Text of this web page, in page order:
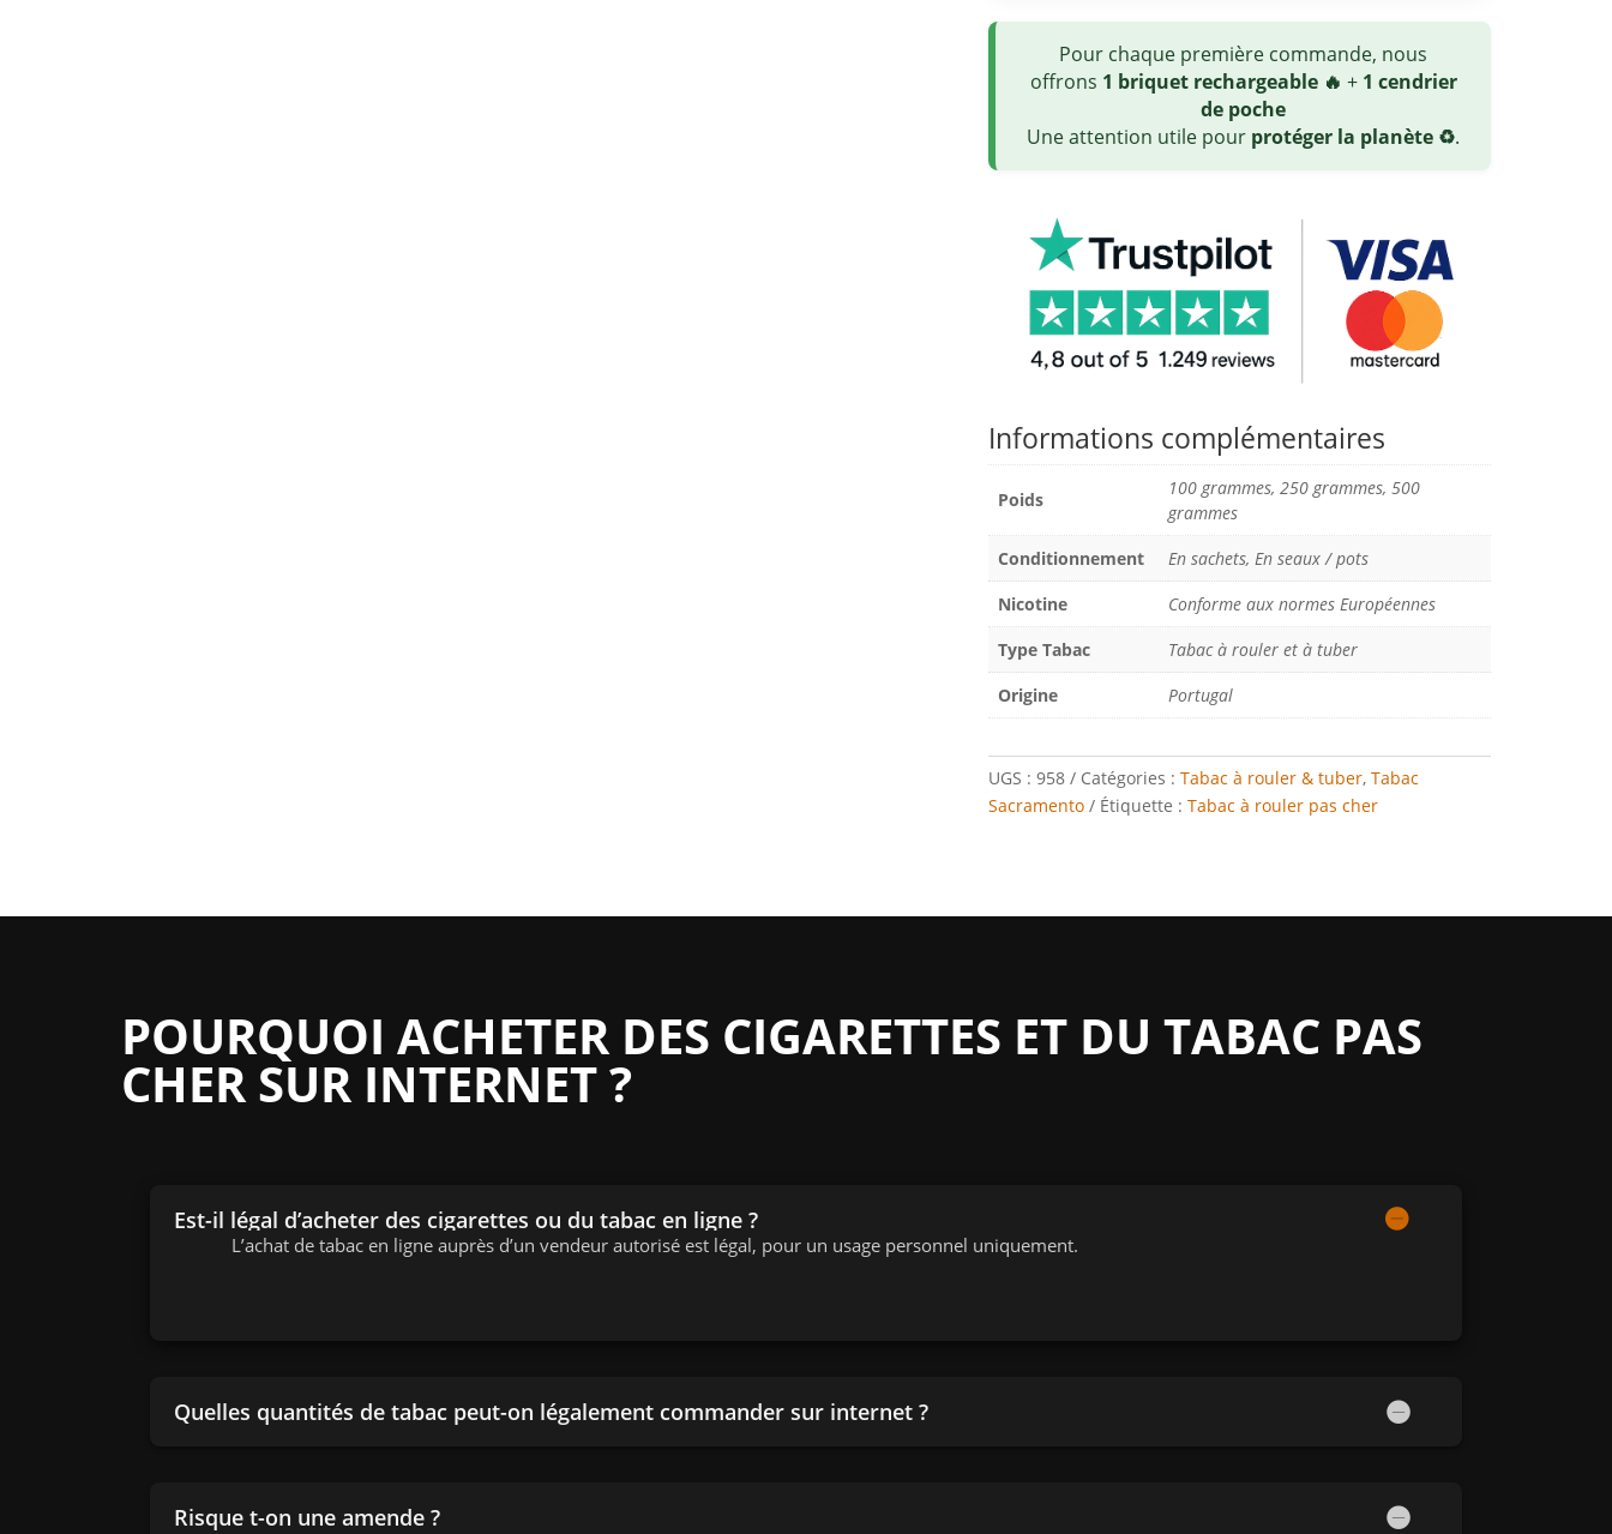
Pour chaque première commande, nous
offrons 1 briquet rechargeable 🔥 + 1 cendrier
de poche
Une attention utile pour protéger la planète ♻️.
Informations complémentaires
Poids
100 grammes, 250 grammes, 500
grammes
Conditionnement
En sachets, En seaux / pots
Nicotine
Conforme aux normes Européennes
Type Tabac
Tabac à rouler et à tuber
Origine
Portugal
UGS : 958 Catégories : Tabac à rouler & tuber, Tabac
Sacramento
Étiquette : Tabac à rouler pas cher
POURQUOI ACHETER DES CIGARETTES ET DU TABAC PAS
CHER SUR INTERNET ?
Est-il légal d’acheter des cigarettes ou du tabac en ligne ?
L’achat de tabac en ligne auprès d’un vendeur autorisé est légal, pour un usage personnel uniquement.
Quelles quantités de tabac peut-on légalement commander sur internet ?
Risque t-on une amende ?